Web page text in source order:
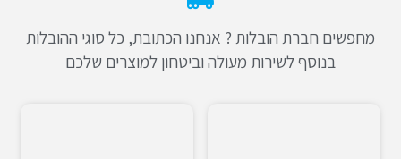
מחפשים חברת הובלות ? אנחנו הכתובת, כל סוגי ההובלות
בנוסף לשירות מעולה וביטחון למוצרים שלכם